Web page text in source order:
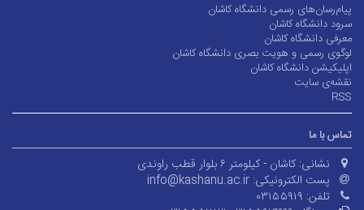
پیام‌رسان‌های رسمی دانشگاه کاشان
سرود دانشگاه کاشان
معرفی دانشگاه کاشان
لوگوی رسمی و هویت بصری دانشگاه کاشان
اپلیکیشن دانشگاه کاشان
نقشه‌ی سایت
RSS
تماس با ما
نشانی: کاشان - کیلومتر ۶ بلوار قطب راوندی
پست الکترونیکی: info@kashanu.ac.ir
تلفن: ۰۳۱۵۵۹۱۹